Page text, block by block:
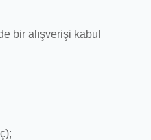
bir alışverişi kabul